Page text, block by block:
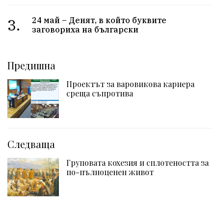
3.
24 май – Денят, в който буквите
заговориха на български
Предишна
Проектът за варовикова кариера
среща съпротива
Следваща
Груповата кохезия и сплотеността за
по-пълноценен живот